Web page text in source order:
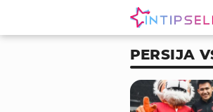
PERSIJA